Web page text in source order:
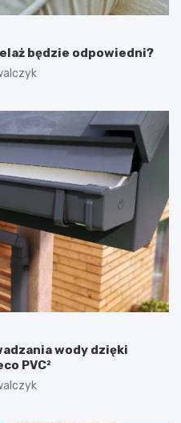
będzie odpowiedni?
wody dzięki
PVC²